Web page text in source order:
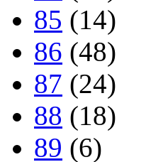
85 (14)
86 (48)
87 (24)
88 (18)
89 (6)